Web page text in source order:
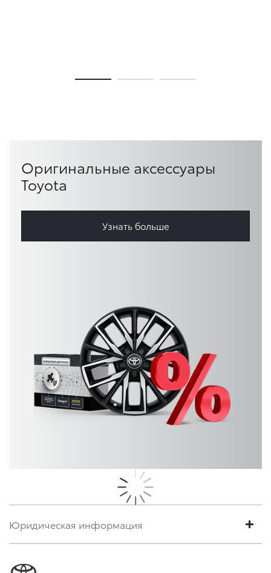
Оригинальные аксессуары
Toyota
Узнать больше
Юридическая информация